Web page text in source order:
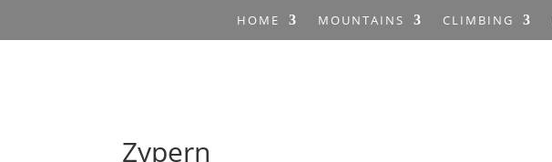
HOME MOUNTAINS CLIMBING
Zypern